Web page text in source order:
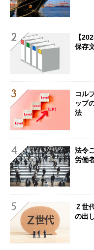
【
保存
コル
ップ
法
法令
労働
Ｚ世
の出